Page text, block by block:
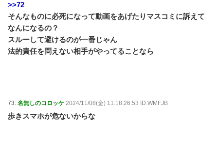
>>72
そんなものに必死になって動画をあげたりマスコミに訴えて
なんになるの？
スルーして避けるのが一番じゃん
法的責任を問えない相手がやってることなら
73: 名無しのコロッケ 2024/11/08(金) 11:18:26.53 ID:WMFJB
歩きスマホが危ないからな